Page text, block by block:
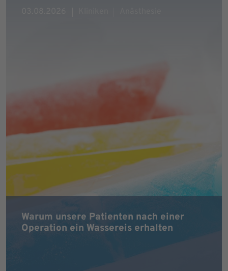
Warum unsere Patienten nach einer
Operation ein Wassereis erhalten